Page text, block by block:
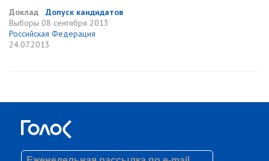
Доклад
Допуск кандидатов
Выборы 08 сентября 2013
Российская Федерация
24.07.2013